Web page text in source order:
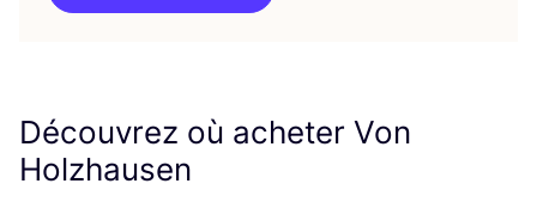
Découvrez où acheter Von
Holzhausen